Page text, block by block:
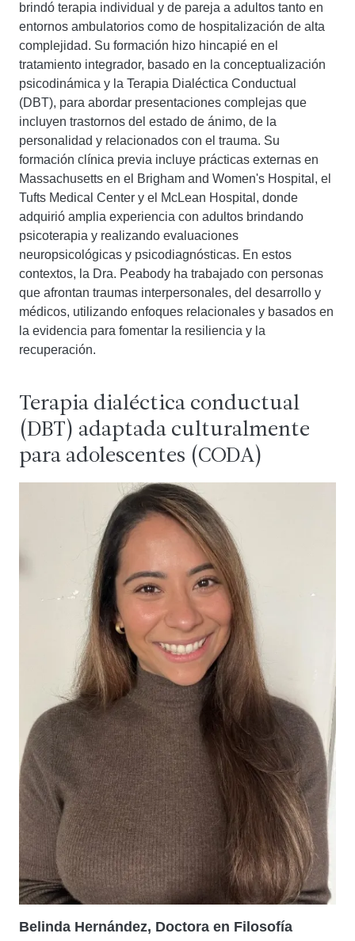
brindó terapia individual y de pareja a adultos tanto en
entornos ambulatorios como de hospitalización de alta
complejidad. Su formación hizo hincapié en el
tratamiento integrador, basado en la conceptualización
psicodinámica y la Terapia Dialéctica Conductual
(DBT), para abordar presentaciones complejas que
incluyen trastornos del estado de ánimo, de la
personalidad y relacionados con el trauma. Su
formación clínica previa incluye prácticas externas en
Massachusetts en el Brigham and Women's Hospital, el
Tufts Medical Center y el McLean Hospital, donde
adquirió amplia experiencia con adultos brindando
psicoterapia y realizando evaluaciones
neuropsicológicas y psicodiagnósticas. En estos
contextos, la Dra. Peabody ha trabajado con personas
que afrontan traumas interpersonales, del desarrollo y
médicos, utilizando enfoques relacionales y basados ​​en
la evidencia para fomentar la resiliencia y la
recuperación.
Terapia dialéctica conductual
(DBT) adaptada culturalmente
para adolescentes (CODA)
Belinda Hernández, Doctora en Filosofía